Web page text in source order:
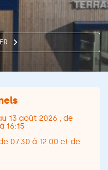
POINT
BOUGUENAIS
13 août 2026 , de
16:15
07:30 à 12:00 et de